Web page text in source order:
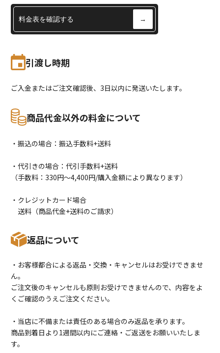
料金表を確認する →
引渡し時期
ご入金またはご注文確認後、3日以内に発送いたします。
商品代金以外の料金について
・振込の場合：振込手数料+送料
・代引きの場合：代引手数料+送料
（手数料：330円〜4,400円/購入金額により異なります）
・クレジットカード場合
送料（商品代金+送料のご請求）
返品について
・お客様都合による返品・交換・キャンセルはお受けできませ
ん。
ご注文後のキャンセルも原則お受けできませんので、内容をよ
くご確認のうえご注文ください。
・当店に不備または責任のある場合のみ返品を承ります。
商品到着日より1週間以内にご連絡・ご返送をお願いいたしま
す。